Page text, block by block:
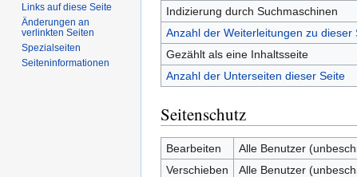
Indizierung durch Suchmaschinen
Anzahl der Weiterleitungen zu dieser
Gezählt als eine Inhaltsseite
Anzahl der Unterseiten dieser Seite
Seitenschutz
Bearbeiten
Alle Benutzer
Verschieben
Alle Benutzer
Links auf diese Seite
Änderungen an
verlinkten Seiten
Spezialseiten
Seiten­­informationen